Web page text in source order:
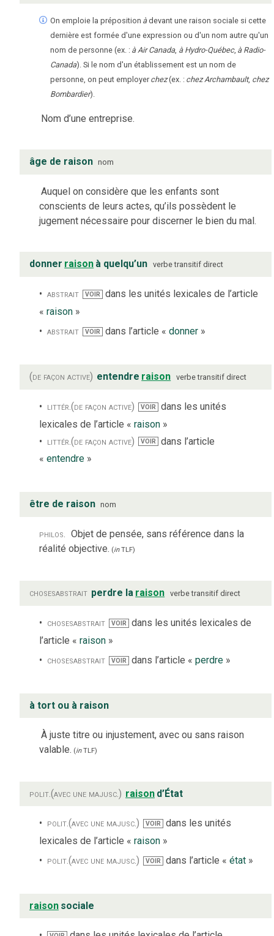
On emploie la préposition àdevant une raison sociale si cette
dernière est formée d'une expression ou d'un nom autre qu'un
nom de personne (ex. : à Air Canada, à Hydro-Québec, à Radio-
Canada). Si le nom d'un établissement est un nom de
personne, on peut employer chez(ex. : chez Archambault, chez
Bombardier).
Nom d’une entreprise.
âge de raison nom
Auquel on considère que les enfants sont
conscients de leurs actes, qu’ils possèdent le
jugement nécessaire pour discerner le bien du mal.
donner raison à quelqu’un verbe transitif direct
abstrait VOIR dans les unités lexicales de l’article
« raison »
abstrait
VOIR dans l’article « donner»
(de façon active) entendre raison verbe transitif direct
littér. (de façon active) VOIR dans les unités
lexicales de l’article « raison »
littér. (de façon active) VOIR
dans l’article
« entendre »
être de raison nom
philos. Objet de pensée, sans référence dans la
réalité objective. (inTLF)
chosesabstrait perdre la raison verbe transitif direct
chosesabstrait VOIR
dans les unités lexicales de
l’article « raison »
chosesabstrait VOIR dans l’article « perdre»
à tort ou à raison
À juste titre ou injustement, avec ou sans raison
valable. (inTLF)
polit.(avec une majusc.) raison d’État
polit.(avec une majusc.) VOIR dans les unités
lexicales de l’article « raison »
polit.(avec une majusc.) VOIR dans l’article « état»
raison sociale